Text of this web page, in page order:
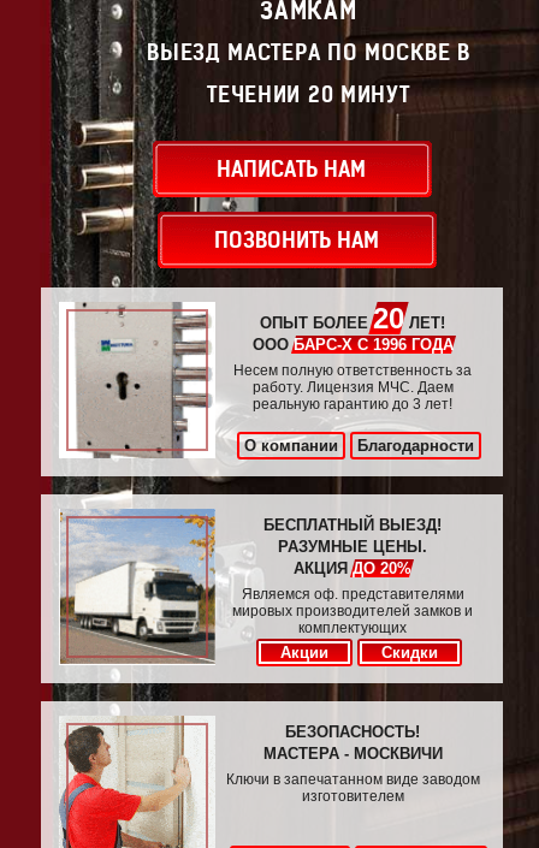
ЗАМКАМ
ВЫЕЗД МАСТЕРА ПО МОСКВЕ В
ТЕЧЕНИИ 20 МИНУТ
НАПИСАТЬ НАМ
ПОЗВОНИТЬ НАМ
ОПЫТ БОЛЕЕ20ЛЕТ!
ОООБАРС-Х С 1996 ГОДА
Несем полную ответственность за
работу. Лицензия МЧС. Даем
реальную гарантию до 3 лет!
О компании Благодарности
БЕСПЛАТНЫЙ ВЫЕЗД!
РАЗУМНЫЕ ЦЕНЫ.
АКЦИЯДО 20%
Являемся оф. представителями
мировых производителей замков и
комплектующих
Акции Скидки
БЕЗОПАСНОСТЬ!
МАСТЕРА - МОСКВИЧИ
Ключи в запечатанном виде заводом
изготовителем